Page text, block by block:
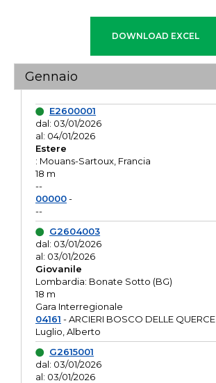
Gennaio
E2600001
dal: 03/01/2026
al: 04/01/2026
Estere
: Mouans-Sartoux, Francia
18 m
--
00000-
--
G2604003
dal: 03/01/2026
al: 03/01/2026
Giovanile
Lombardia: Bonate Sotto (BG)
18 m
Gara Interregionale
04161 - ARCIERI BOSCO DELLE QUERCE
Luglio, Alberto
G2615001
dal: 03/01/2026
al: 03/01/2026